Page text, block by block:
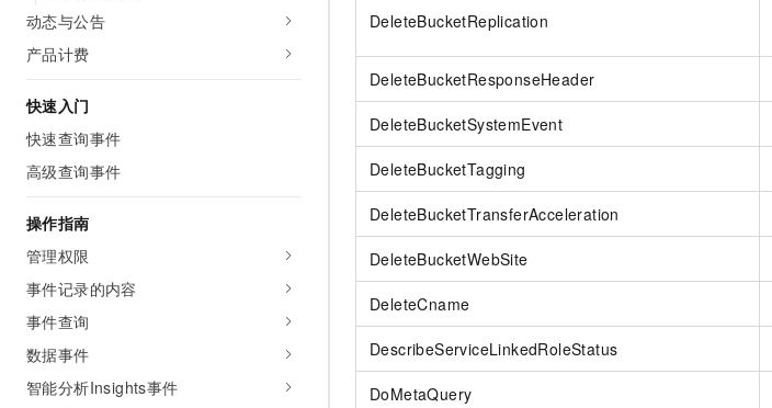
动态与公告
产品计费
快速入门
快速查询事件
高级查询事件
操作指南
管理权限
事件记录的内容
事件查询
数据事件
智能分析Insights事件
DeleteBucketReplication
DeleteBucketResponseHeader
DeleteBucketSystemEvent
DeleteBucketTagging
DeleteBucketTransferAcceleration
DeleteBucketWebSite
DeleteCname
DescribeServiceLinkedRoleStatus
DoMetaQuery